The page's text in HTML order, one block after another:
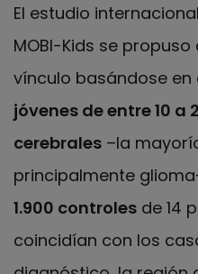
El estudio
MOBI-Kids se
vínculo basándose
jóvenes de entre 10
cerebrales –la
principalmente
1.900 controles de 14
coincidían con los